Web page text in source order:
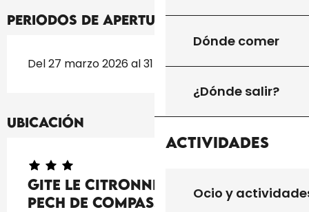
Dónde comer
¿Dónde salir?
Actividades
Ocio y
Periodos de apertura
Del 27 marzo 2026 al 31 diciembre 2026
Ubicación
Gite Le Citronnier-Les gites du
Pech de Compassy